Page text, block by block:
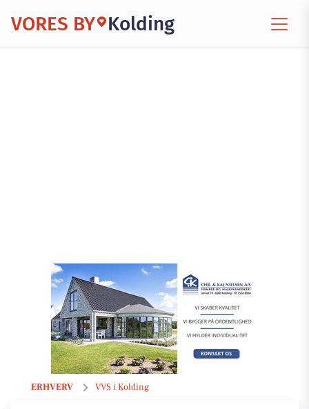
VORES BY Kolding
ERHVERV VVS i Kolding
Andersen & Heegaard Kolding